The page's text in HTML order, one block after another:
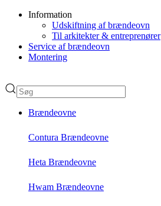
Information
Udskiftning af brændeovn
Til arkitekter & entreprenører
Service af brændeovn
Montering
Brændeovne
Contura Brændeovne
Heta Brændeovne
Hwam Brændeovne